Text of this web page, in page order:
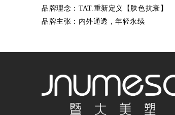
品牌理念： TAT.重新定义【肤色抗衰】
品牌主张：内外通透，年轻永续